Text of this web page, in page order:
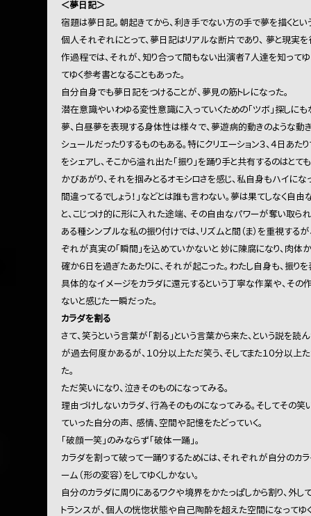
＜夢日記＞
宿題は夢日記。朝起きてから、利き手でない方の手で夢を描くとい
個人それぞれにとって、夢日記はリアルな断片であり、 夢と現実
作過程では、それが、知り合って間もない出演者７人達を知って
てゆく参考書となることもあった。
自分自身でも夢日記をつけることが、夢見の筋トレになった。
潜在意識やいわゆる変性意識に入っていくための「ツボ」探しにも
夢、白昼夢を表現する身体性は様々で、夢遊病的動きのような動き
シュールだったりするものもある。特にクリエーション３、４日あ
をシェアし、そこから溢れ出た「振り」を踊り手と共有するのはと
かびあがり、それを掴みとるオモシロさを感じ、私自身もハイに
間違ってるでしょう！」などとは誰も言わない。夢は果てしなく自
と、こじつけ的に形に入れた途端、 その自由なパワーが奪い取ら
ある種シンプルな私の振り付けでは、リズムと間（ま）を重視する
ぞれが真実の「瞬間」を込めていかないと 妙に陳腐になり、肉体
確か６日を過ぎたあたりに、それが起こった。わたし自身も、振り
具体的なイメージをカラダに還元するという丁寧な作業や、その
ないと感じた一瞬だった。
カラダを割る
さて、笑うという言葉が「割る」という言葉から来た、という説を
が過去何度かあるが、１０分以上ただ笑う、そしてまた１０分以
た。
ただ笑いになり、泣きそのものになってみる。
理由づけしないカラダ、行為そのものになってみる。そしてその笑
ていった自分の声、 感情、空間や記憶をたどっていく。
「破顔一笑」のみならず「破体一踊」。
カラダを割って破って一踊りするためには、それぞれが自分のカラ
ーム（形の変容）をしてゆくしかない。
自分のカラダに周りにあるワクや境界をかたっぱしから割り、外して
トランスが、個人の恍惚状態や自己陶酔を超えた空間になってゆ